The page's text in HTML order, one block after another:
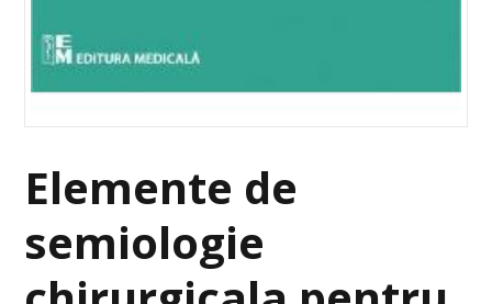
Elemente de
semiologie